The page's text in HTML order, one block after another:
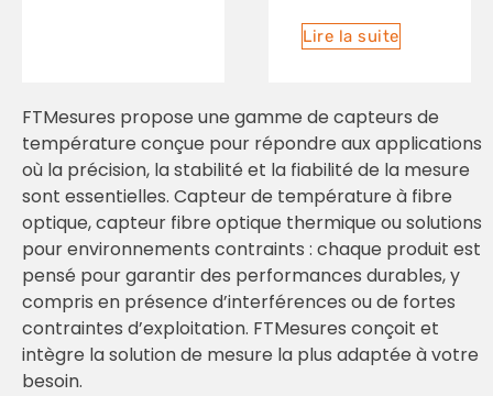
Lire la suite
FTMesures propose une gamme de capteurs de
température conçue pour répondre aux applications
où la précision, la stabilité et la fiabilité de la mesure
sont essentielles. Capteur de température à fibre
optique, capteur fibre optique thermique ou solutions
pour environnements contraints : chaque produit est
pensé pour garantir des performances durables, y
compris en présence d’interférences ou de fortes
contraintes d’exploitation. FTMesures conçoit et
intègre la solution de mesure la plus adaptée à votre
besoin.